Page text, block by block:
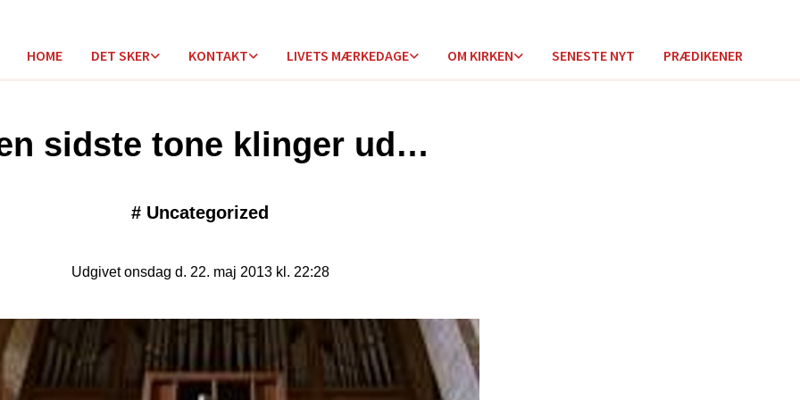
HOME DET SKER KONTAKT LIVETS MÆRKEDAGE OM KIRKEN SENESTE NYT PRÆDIKENER
sidste tone klinger ud…
# Uncategorized
Udgivet onsdag d. 22. maj 2013 kl. 22:28